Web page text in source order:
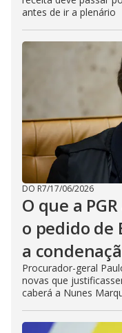
antes de ir a plenário
DO R7/17/06/2026
O que a
o pedido de
a
Procurador-geral
novas que
caberá a Nunes